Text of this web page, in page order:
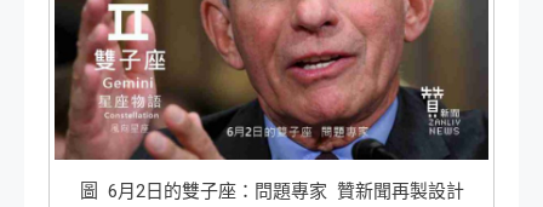
圖 6月2日的雙子座：問題專家 贊新聞再製設計